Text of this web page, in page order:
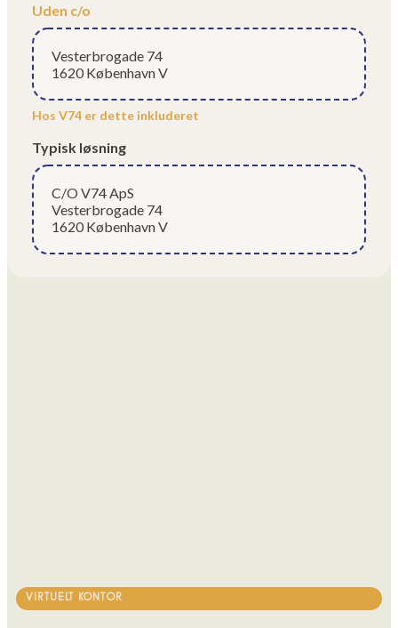
Uden c/o
Vesterbrogade 74
1620 København V
Hos V74 er dette inkluderet
Typisk løsning
C/O V74 ApS
Vesterbrogade 74
1620 København V
VIRTUELT KONTOR